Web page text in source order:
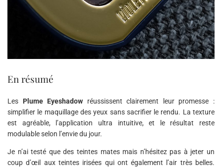
En résumé
Les Plume Eyeshadow réussissent clairement leur promesse :
simplifier le maquillage des yeux sans sacrifier le rendu. La texture
est agréable, l’application ultra intuitive, et le résultat reste
modulable selon l’envie du jour.
Je n’ai testé que des teintes mates mais n’hésitez pas à jeter un
coup d’œil aux teintes irisées qui ont également l’air très belles.